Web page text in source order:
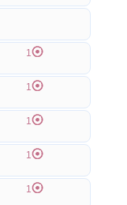
1
1
1
1
1